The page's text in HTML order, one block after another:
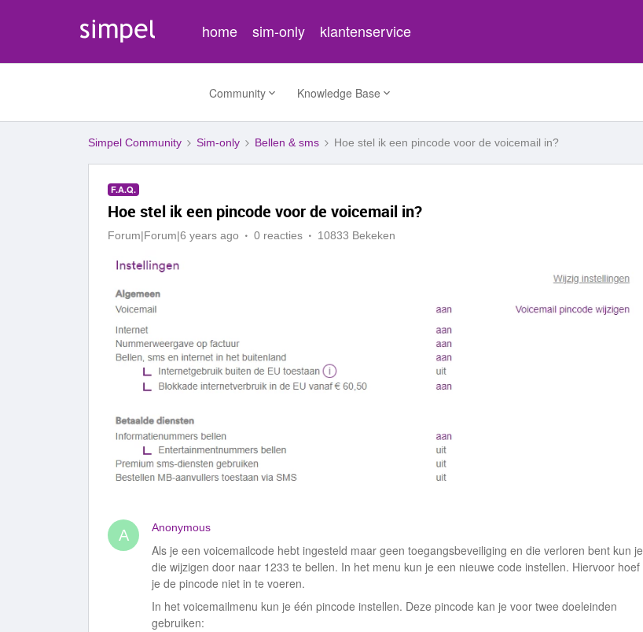
home sim-only klantenservice
Community Knowledge Base
Simpel Community Sim-only Bellen & sms Hoe stel ik een pincode voor de voicemail in?
F.A.Q.
Hoe stel ik een pincode voor de voicemail in?
Forum|Forum|6 years ago 0 reacties 10833 Bekeken
A Anonymous
Als je een voicemailcode hebt ingesteld maar geen toegangsbeveiliging en die verloren bent kun je
die wijzigen door naar 1233 te bellen. In het menu kun je een nieuwe code instellen. Hiervoor hoef
je de pincode niet in te voeren.
In het voicemailmenu kun je één pincode instellen. Deze pincode kan je voor twee doeleinden
gebruiken: